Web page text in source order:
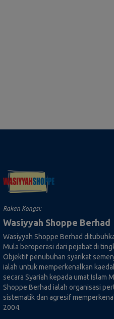
ini dan Polisi Perlindungan
kepada Notis Privasi Data
tetapi tidak terhad kepada
usaha sama/perniagaan,
daripada Akta Perlindungan
bahawa anda telah
anda mengikut cara
hingga pemberian
untuk semua Produk
(secara kolektif dikenali
ini dari semasa ke semasa
anda tentang
Sila semak Laman
Polisi ini.
Rakan Kongsi:
Wasiyyah Shoppe Berhad
Wasiyyah Shoppe Berhad
Mula beroperasi dari pejabat di
Objektif penubuhan syarikat
ialah untuk memperkenalkan
secara Syariah kepada umat Islam
Shoppe Berhad ialah organisasi
sistematik dan agresif
2004.